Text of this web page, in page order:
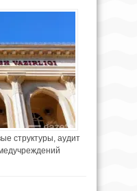
структуры, аудит